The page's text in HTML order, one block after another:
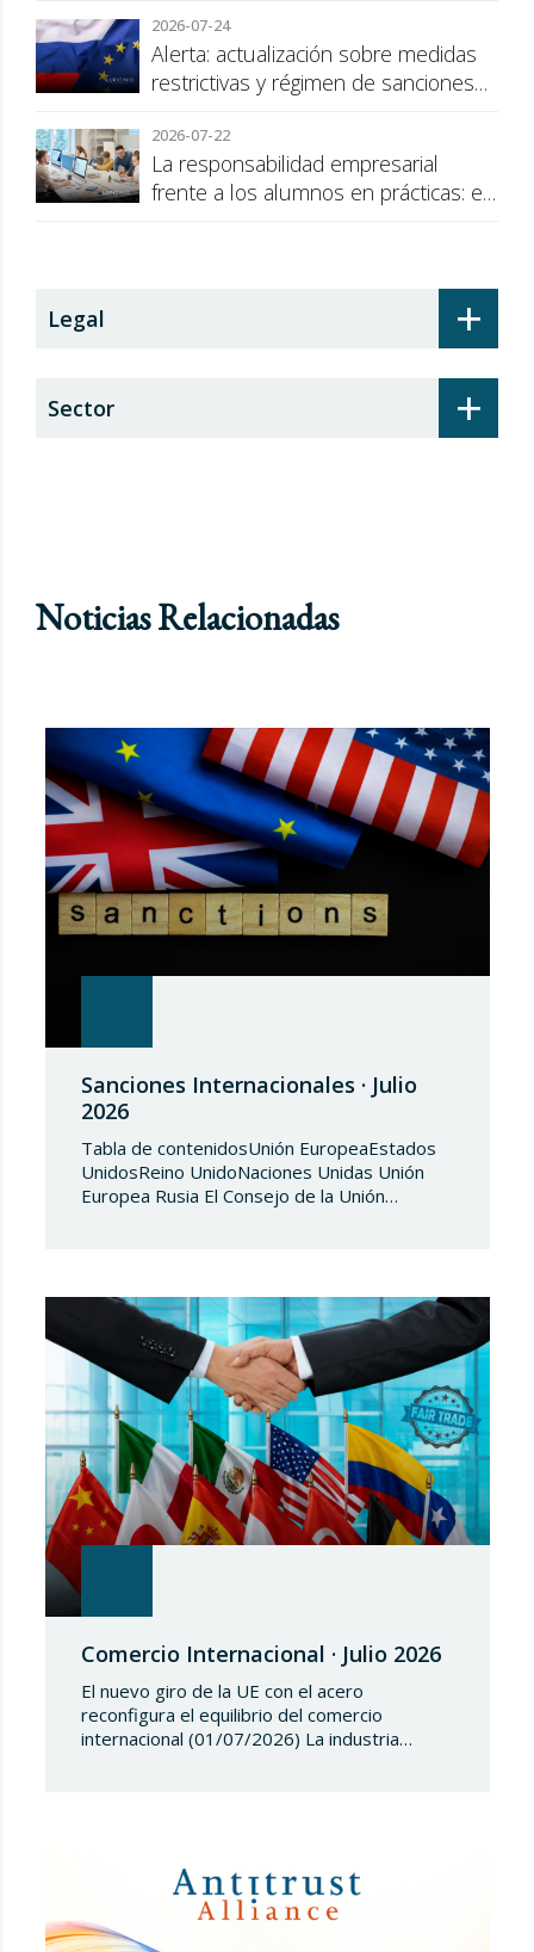
2026-07-24
Alerta: actualización sobre medidas
restrictivas y régimen de sanciones
2026-07-22
La responsabilidad empresarial
frente a los alumnos en prácticas: el
+
Legal
+
Sector
Noticias Relacionadas
Sanciones Internacionales · Julio
2026
Tabla de contenidosUnión EuropeaEstados
UnidosReino UnidoNaciones Unidas Unión
Europea Rusia El Consejo de la Unión
(UE) 2018/1542 relativo a la adopción de
medidas restrictivas…
Comercio Internacional · Julio 2026
El nuevo giro de la UE con el acero
reconfigura el equilibrio del comercio
internacional (01/07/2026) La industria
entrada de acero, estableciendo un
contingente arancelario de…